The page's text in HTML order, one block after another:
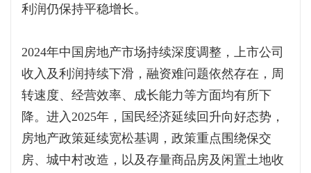
利润仍保持平稳增长。
2024年中国房地产市场持续深度调整，上市公司
收入及利润持续下滑，融资难问题依然存在，周
转速度、经营效率、成长能力等方面均有所下
降。进入2025年，国民经济延续回升向好态势，
房地产政策延续宽松基调，政策重点围绕保交
房、城中村改造，以及存量商品房及闲置土地收